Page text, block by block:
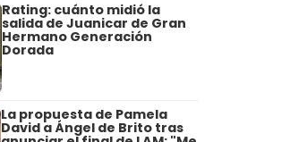
Rating: cuánto midió la
salida de Juanicar de Gran
Hermano Generación
Dorada
La propuesta de Pamela
David a Ángel de Brito tras